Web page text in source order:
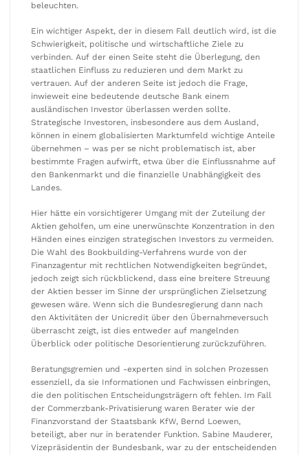
beleuchten.
Ein wichtiger Aspekt, der in diesem Fall deutlich wird, ist die
Schwierigkeit, politische und wirtschaftliche Ziele zu
verbinden. Auf der einen Seite steht die Überlegung, den
staatlichen Einfluss zu reduzieren und dem Markt zu
vertrauen. Auf der anderen Seite ist jedoch die Frage,
inwieweit eine bedeutende deutsche Bank einem
ausländischen Investor überlassen werden sollte.
Strategische Investoren, insbesondere aus dem Ausland,
können in einem globalisierten Marktumfeld wichtige Anteile
übernehmen – was per se nicht problematisch ist, aber
bestimmte Fragen aufwirft, etwa über die Einflussnahme auf
den Bankenmarkt und die finanzielle Unabhängigkeit des
Landes.
Hier hätte ein vorsichtigerer Umgang mit der Zuteilung der
Aktien geholfen, um eine unerwünschte Konzentration in den
Händen eines einzigen strategischen Investors zu vermeiden.
Die Wahl des Bookbuilding-Verfahrens wurde von der
Finanzagentur mit rechtlichen Notwendigkeiten begründet,
jedoch zeigt sich rückblickend, dass eine breitere Streuung
der Aktien besser im Sinne der ursprünglichen Zielsetzung
gewesen wäre. Wenn sich die Bundesregierung dann nach
den Aktivitäten der Unicredit über den Übernahmeversuch
überrascht zeigt, ist dies entweder auf mangelnden
Überblick oder politische Desorientierung zurückzuführen.
Beratungsgremien und -experten sind in solchen Prozessen
essenziell, da sie Informationen und Fachwissen einbringen,
die den politischen Entscheidungsträgern oft fehlen. Im Fall
der Commerzbank-Privatisierung waren Berater wie der
Finanzvorstand der Staatsbank KfW, Bernd Loewen,
beteiligt, aber nur in beratender Funktion. Sabine Mauderer,
Vizepräsidentin der Bundesbank, war zu der entscheidenden